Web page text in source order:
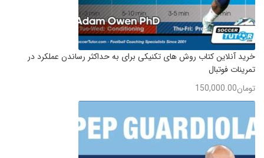
خرید آنلاین کتاب روش های تکنیکی برای به حداکثر رساندن عملکرد در
تمرینات فوتبال
تومان150,000.00